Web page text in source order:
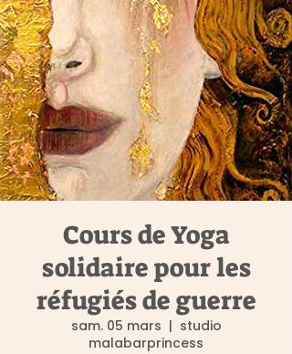
Cours de Yoga
solidaire pour les
réfugiés de guerre
sam. 05 mars
  |
studio
malabarprincess